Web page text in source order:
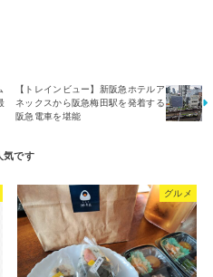
【トレインビュー】新阪急ホテルア
ネックスから阪急梅田駅を発着する
阪急電車を堪能
グルメ